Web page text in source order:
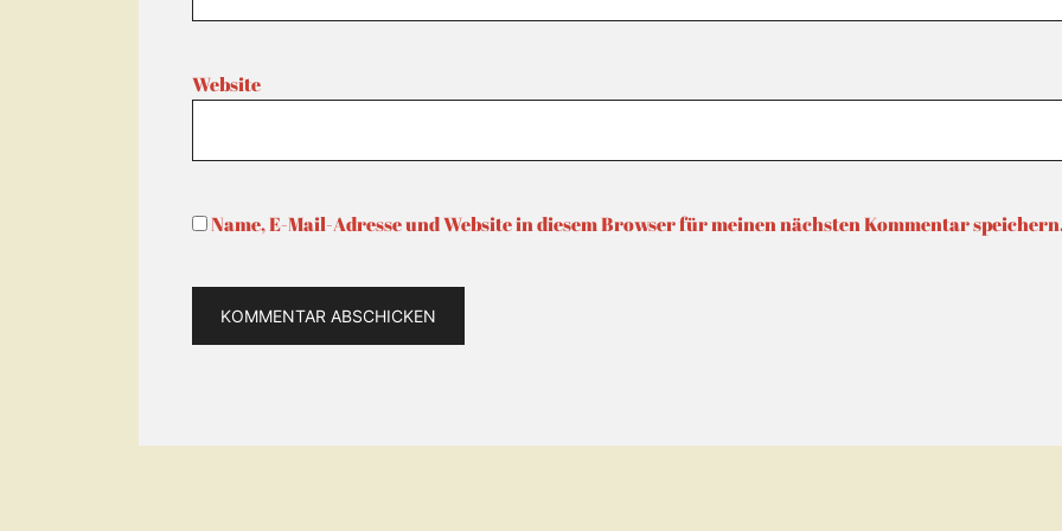
Website
Name, E-Mail-Adresse und Website in diesem Browser für meinen nächsten Kommentar